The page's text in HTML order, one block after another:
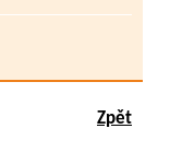
Zpět